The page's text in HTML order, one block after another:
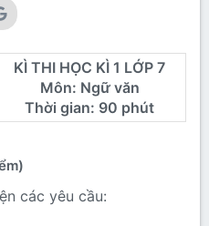
KÌ THI HỌC KÌ 1 LỚP 7
Môn: Ngữ văn
Thời gian: 90 phút
các yêu cầu: